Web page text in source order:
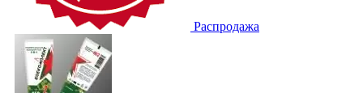
Распродажа